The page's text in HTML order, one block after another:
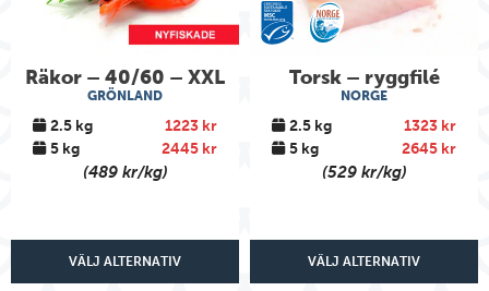
Räkor – 40/60 – XXL
GRÖNLAND
2.5 kg
1223 kr
5 kg
2445 kr
(489 kr/kg)
VÄLJ ALTERNATIV
Torsk – ryggfilé
NORGE
2.5 kg
1323 kr
5 kg
2645 kr
(529 kr/kg)
VÄLJ ALTERNATIV